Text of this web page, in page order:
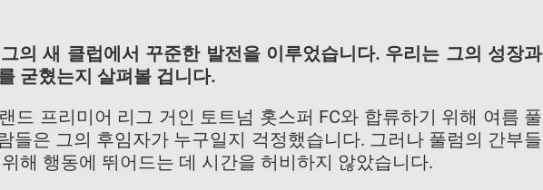
의 새 클럽에서 꾸준한 발전을 이루었습니다. 우리는 그의 성장과
굳혔는지 살펴볼 겁니다.
드 프리미어 리그 거인 토트넘 홋스퍼 FC와 합류하기 위해 여름 풀
들은 그의 후임자가 누구일지 걱정했습니다. 그러나 풀럼의 간부들
해 행동에 뛰어드는 데 시간을 허비하지 않았습니다.